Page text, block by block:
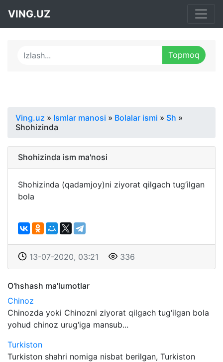
VING.UZ
Ving.uz » Ismlar manosi » Bolalar ismi » Sh »
Shohizinda
Shohizinda ism ma'nosi
Shohizinda (qadamjoy)ni ziyorat qilgach tug‘ilgan
bola
13-07-2020, 03:21 336
O'hshash ma'lumotlar
Chinoz
Chinozda yoki Chinozni ziyorat qilgach tug‘ilgan bola
yohud chinoz urug‘iga mansub...
Turkiston
Turkiston shahri nomiga nisbat berilgan, Turkiston